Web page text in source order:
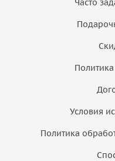
Условия
Политика